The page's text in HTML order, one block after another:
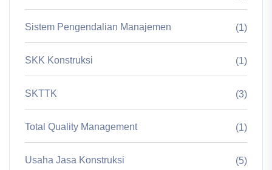
Sistem Pengendalian Manajemen (1)
SKK Konstruksi (1)
SKTTK (3)
Total Quality Management (1)
Usaha Jasa Konstruksi (5)